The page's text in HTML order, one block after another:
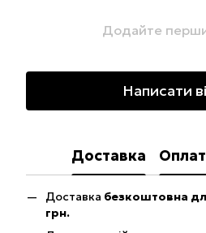
Додайте
Написати
Доставка
Доставка безкоштовна
грн.